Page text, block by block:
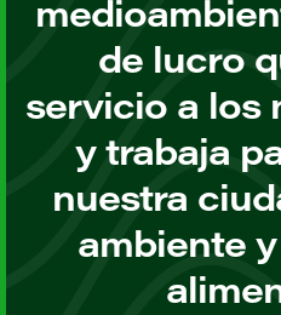
de lucro
servicio a los
y trabaja
nuestra
ambiente